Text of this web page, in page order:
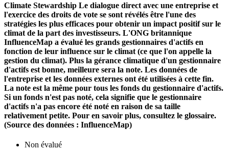
Climate Stewardship Le dialogue direct avec une entreprise et
l'exercice des droits de vote se sont révélés être l'une des
stratégies les plus efficaces pour obtenir un impact positif sur le
climat de la part des investisseurs. L'ONG britannique
InfluenceMap a évalué les grands gestionnaires d'actifs en
fonction de leur influence sur le climat (ce que l'on appelle la
gestion du climat). Plus la gérance climatique d'un gestionnaire
d'actifs est bonne, meilleure sera la note. Les données de
l'entreprise et les données externes ont été utilisées à cette fin.
La note est la même pour tous les fonds du gestionnaire d'actifs.
Si un fonds n'est pas noté, cela signifie que le gestionnaire
d'actifs n'a pas encore été noté en raison de sa taille
relativement petite. Pour en savoir plus, consultez le glossaire.
(Source des données : InfluenceMap)
Non évalué